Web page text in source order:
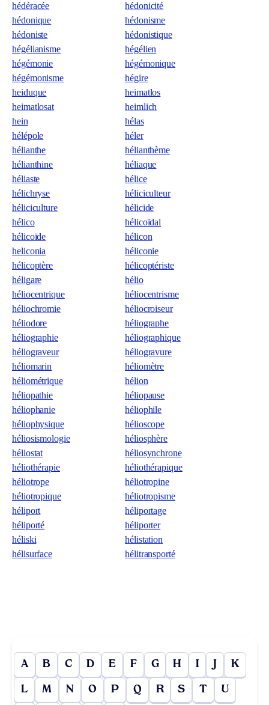
hédéracée
hédonicité
hédonique
hédonisme
hédoniste
hédonistique
hégélianisme
hégélien
hégémonie
hégémonique
hégémonisme
hégire
heiduque
heimatlos
heimatlosat
heimlich
hein
hélas
hélépole
héler
hélianthe
hélianthème
hélianthine
héliaque
héliaste
hélice
hélichryse
héliciculteur
héliciculture
hélicide
hélico
hélicoïdal
hélicoïde
hélicon
heliconia
héliconie
hélicoptère
hélicoptériste
héligare
hélio
héliocentrique
héliocentrisme
héliochromie
héliocroiseur
héliodore
héliographe
héliographie
héliographique
héliograveur
héliogravure
héliomarin
héliomètre
héliométrique
hélion
héliopathie
héliopause
héliophanie
héliophile
héliophysique
hélioscope
héliosismologie
héliosphère
héliostat
héliosynchrone
héliothérapie
héliothérapique
héliotrope
héliotropine
héliotropique
héliotropisme
héliport
héliportage
héliporté
héliporter
héliski
hélistation
hélisurface
hélitransporté
A B C D E F G H I J K
L M N O P Q R S T U